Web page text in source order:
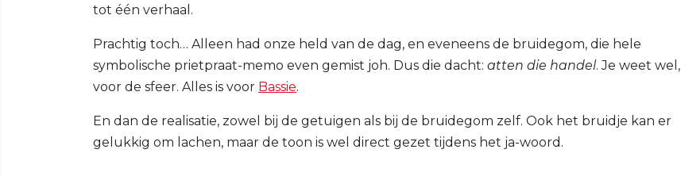
tot één verhaal.
Prachtig toch… Alleen had onze held van de dag, en eveneens de bruidegom, die hele
symbolische prietpraat-memo even gemist joh. Dus die dacht: atten die handel. Je weet wel,
voor de sfeer. Alles is voor Bassie.
En dan de realisatie, zowel bij de getuigen als bij de bruidegom zelf. Ook het bruidje kan er
gelukkig om lachen, maar de toon is wel direct gezet tijdens het ja-woord.